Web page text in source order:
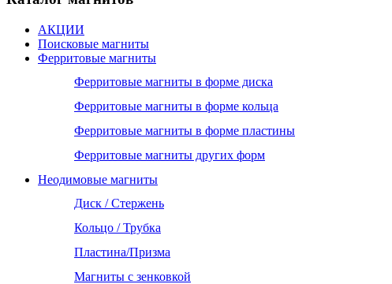
АКЦИИ
Поисковые магниты
Ферритовые магниты
Ферритовые магниты в форме диска
Ферритовые магниты в форме кольца
Ферритовые магниты в форме пластины
Ферритовые магниты других форм
Неодимовые магниты
Диск / Стержень
Кольцо / Трубка
Пластина/Призма
Магниты с зенковкой